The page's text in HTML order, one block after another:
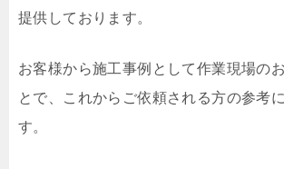
提供しております。
お客様から施工事例として作業現場の
とで、これからご依頼される方の参考
す。